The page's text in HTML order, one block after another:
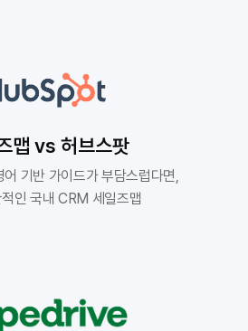
맵 vs 허브스팟
기반 가이드가 부담스럽다면,
인 국내 CRM 세일즈맵